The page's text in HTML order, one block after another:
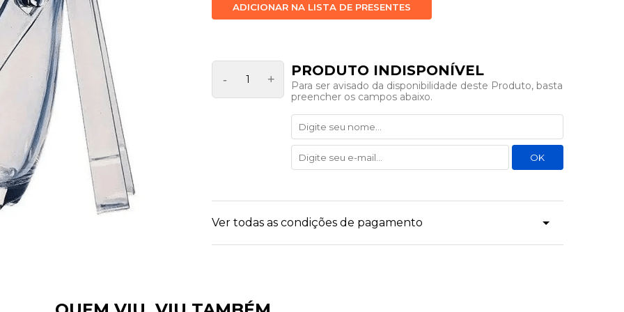
ADICIONAR NA LISTA DE PRESENTES
- +
Para ser avisado da disponibilidade deste Produto, basta
preencher os campos abaixo.
Ver todas as condições de pagamento